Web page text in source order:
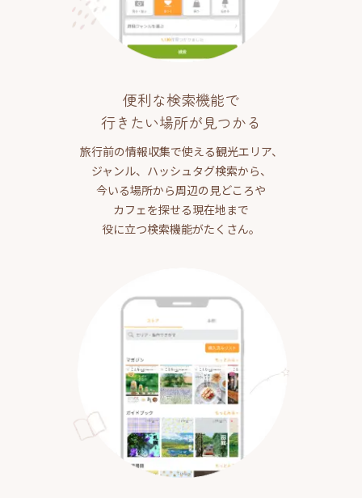
便利な検索機能で
行きたい場所が見つかる
旅行前の情報収集で使える観光エリア、
ジャンル、ハッシュタグ検索から、
今いる場所から周辺の見どころや
カフェを探せる現在地まで
役に立つ検索機能がたくさん。